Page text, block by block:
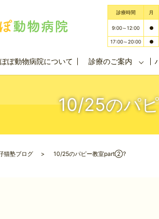
ぽ動物病院について 診療のご案内
診療時間 月
9:00～12:00 ●
17:00～20:00
●
10/25のパ
猫塾ブログ 10/25のパピー教室part②?